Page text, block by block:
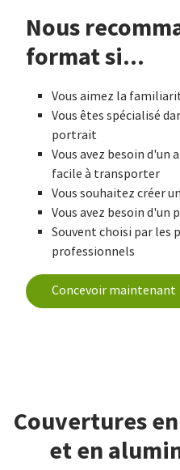
Nous
format si...
Vous aimez la
Vous êtes spécialisé
portrait
Vous avez besoin
facile à transporter
Vous souhaitez créer
Vous avez besoin
Souvent choisi par les
professionnels
Concevoir maintenant
Couvertures
et en